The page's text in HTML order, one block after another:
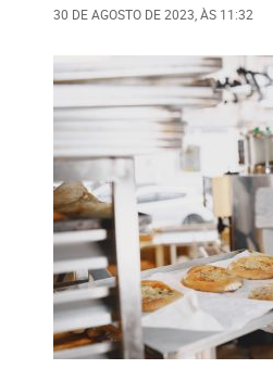
30 DE AGOSTO DE 2023 , ÀS 11:32